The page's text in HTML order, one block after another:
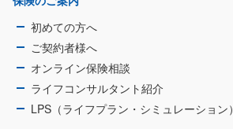
初めての方へ
ご契約者様へ
オンライン保険相談
ライフコンサルタント紹介
LPS（ライフプラン・シミュレーション）